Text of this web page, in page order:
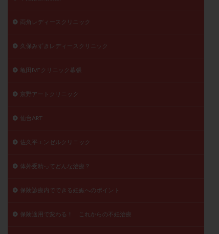
両角レディースクリニック
久保みずきレディースクリニック
亀田IVFクリニック幕張
京野アートクリニック
仙台ART
佐久平エンゼルクリニック
体外受精ってどんな治療？
保険診療内でできる妊娠へのポイント
保険適用で変わる！ これからの不妊治療